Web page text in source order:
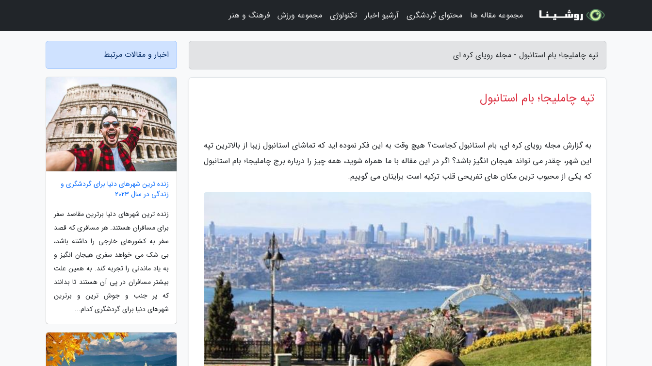
تپه چاملیجا؛ بام استانبول - مجله رویای کره ای
تپه چاملیجا؛ بام استانبول
به گزارش مجله رویای کره ای، بام استانبول کجاست؟ هیچ وقت به این فکر نموده اید که تماشای استانبول زیبا از بالاترین تپه
این شهر، چقدر می تواند هیجان انگیز باشد؟ اگر در این مقاله با ما همراه شوید، همه چیز را درباره برج چاملیجا؛ بام استانبول
که یکی از محبوب ترین مکان های تفریحی قلب ترکیه است برایتان می گوییم.
اخبار و مقالات مرتبط
زنده ترین شهرهای دنیا برای گردشگری و
زندگی در سال 2023
زنده ترین شهرهای دنیا برترین مقاصد سفر
برای مسافران هستند. هر مسافری که قصد
سفر به کشورهای خارجی را داشته باشد،
بی شک می خواهد سفری هیجان انگیز و
به یاد ماندنی را تجربه کند. به همین علت
بیشتر مسافران در پی آن هستند تا بدانند
که پر جنب و جوش ترین و برترین
شهرهای دنیا برای گردشگری کدام...
مجموعه مقاله ها محتوای گردشگری آرشیو اخبار تکنولوژی مجموعه ورزش فرهنگ و هنر